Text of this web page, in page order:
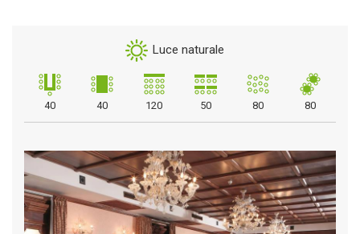
Luce naturale
40 40 120 50 80 80